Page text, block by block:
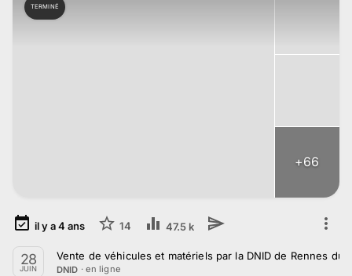
TERMINÉ
+66
il y a4 ans 14 47.5 k
28
JUIN
Vente de véhicules et matériels par la DNID de Rennes du
DNID · en ligne